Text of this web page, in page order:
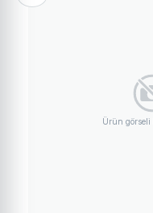
Ürün